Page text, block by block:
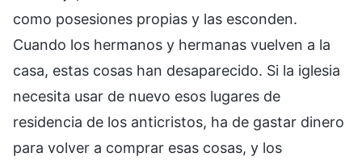
como posesiones propias y las esconden.
Cuando los hermanos y hermanas vuelven a la
casa, estas cosas han desaparecido. Si la iglesia
necesita usar de nuevo esos lugares de
residencia de los anticristos, ha de gastar dinero
para volver a comprar esas cosas, y los